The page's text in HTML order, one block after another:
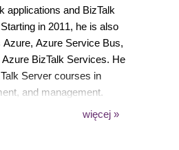
applications and BizTalk
Azure Service Bus,
BizTalk Services. He
Server courses in
and management.
BizTalk Server, Morten
więcej »